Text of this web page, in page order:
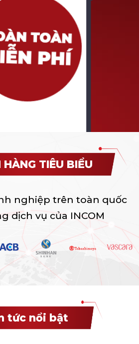
HÀNG TIÊU BIỂU
nghiệp trên toàn quốc
dịch vụ của INCOM
tức nổi bật